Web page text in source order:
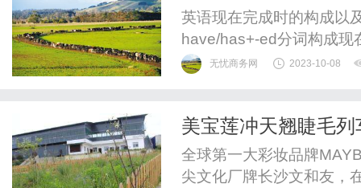
英语现在完成时的构成以
have/has+-ed分词构成现
们在英语中都非常重要。
时和一般过去时的比较：
无忧商务网 2023-10-08
美宝莲冲天翘睫毛
MAYBELLINE携手
全球第一大彩妆品牌
尖文化厂牌长沙文和友，